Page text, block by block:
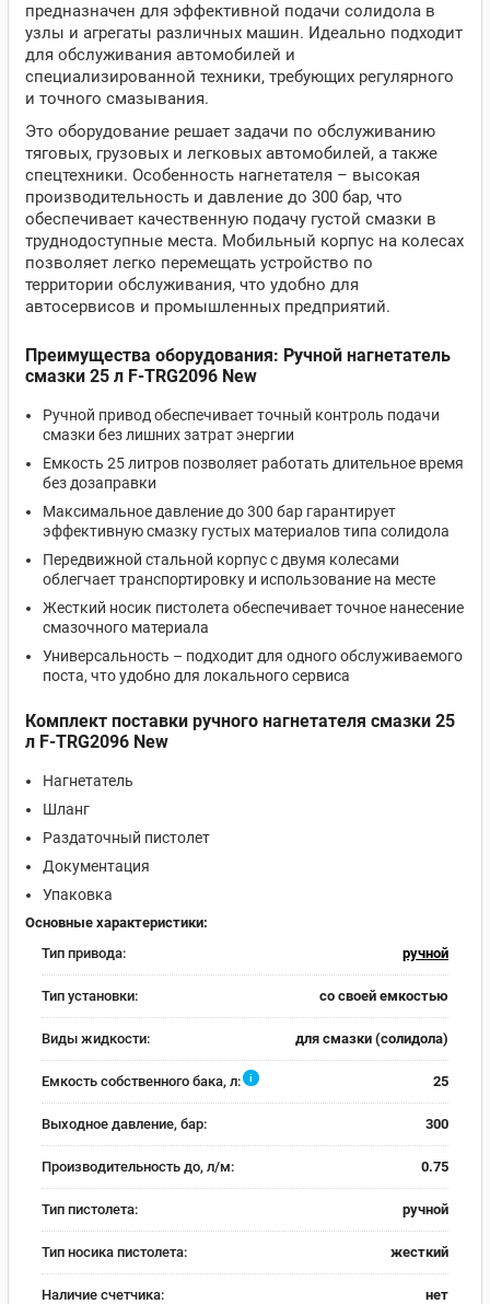
предназначен для эффективной подачи солидола в
узлы и агрегаты различных машин. Идеально подходит
для обслуживания автомобилей и
специализированной техники, требующих регулярного
и точного смазывания.
Это оборудование решает задачи по обслуживанию
тяговых, грузовых и легковых автомобилей, а также
спецтехники. Особенность нагнетателя – высокая
производительность и давление до 300 бар, что
обеспечивает качественную подачу густой смазки в
труднодоступные места. Мобильный корпус на колесах
позволяет легко перемещать устройство по
территории обслуживания, что удобно для
автосервисов и промышленных предприятий.
Преимущества оборудования: Ручной нагнетатель
смазки 25 л F-TRG2096 New
Ручной привод обеспечивает точный контроль подачи
смазки без лишних затрат энергии
Емкость 25 литров позволяет работать длительное время
без дозаправки
Максимальное давление до 300 бар гарантирует
эффективную смазку густых материалов типа солидола
Передвижной стальной корпус с двумя колесами
облегчает транспортировку и использование на месте
Жесткий носик пистолета обеспечивает точное нанесение
смазочного материала
Универсальность – подходит для одного обслуживаемого
поста, что удобно для локального сервиса
Комплект поставки ручного нагнетателя смазки 25
л F-TRG2096 New
Нагнетатель
Шланг
Раздаточный пистолет
Документация
Упаковка
Основные характеристики:
Тип привода:
ручной
Тип установки: со своей емкостью
Виды жидкости: для смазки (солидола)
Емкость собственного бака, л: i 25
Выходное давление, бар: 300
Производительность до, л/м: 0.75
Тип пистолета: ручной
Тип носика пистолета: жесткий
Наличие счетчика: нет